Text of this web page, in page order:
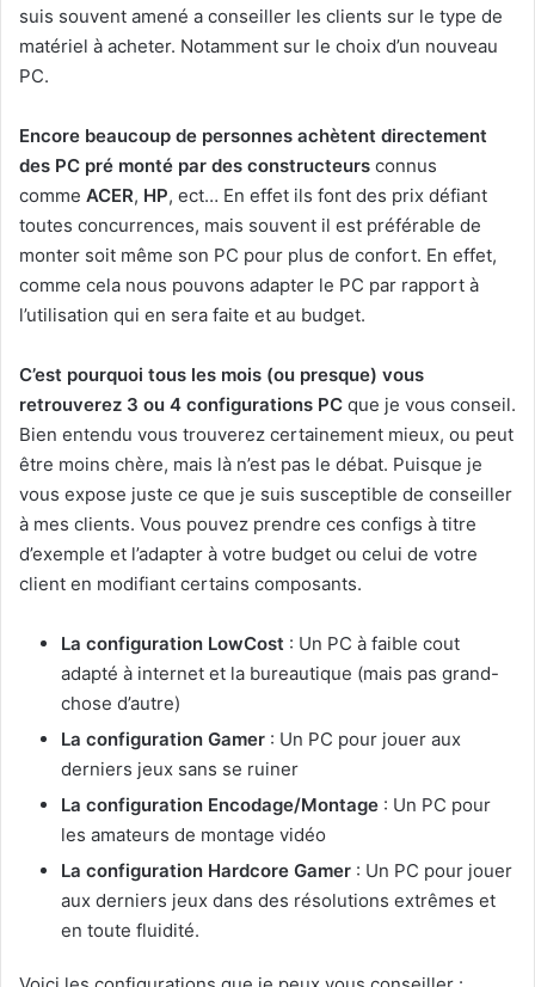
suis souvent amené a conseiller les clients sur le type de
matériel à acheter. Notamment sur le choix d’un nouveau
PC.
Encore beaucoup de personnes achètent directement
des PC pré monté par des constructeurs connus
comme ACER, HP, ect… En effet ils font des prix défiant
toutes concurrences, mais souvent il est préférable de
monter soit même son PC pour plus de confort. En effet,
comme cela nous pouvons adapter le PC par rapport à
l’utilisation qui en sera faite et au budget.
C’est pourquoi tous les mois (ou presque) vous
retrouverez 3 ou 4 configurations PC que je vous conseil.
Bien entendu vous trouverez certainement mieux, ou peut
être moins chère, mais là n’est pas le débat. Puisque je
vous expose juste ce que je suis susceptible de conseiller
à mes clients. Vous pouvez prendre ces configs à titre
d’exemple et l’adapter à votre budget ou celui de votre
client en modifiant certains composants.
La configuration LowCost : Un PC à faible cout
adapté à internet et la bureautique (mais pas grand-
chose d’autre)
La configuration Gamer : Un PC pour jouer aux
derniers jeux sans se ruiner
La configuration Encodage/Montage : Un PC pour
les amateurs de montage vidéo
La configuration Hardcore Gamer : Un PC pour jouer
aux derniers jeux dans des résolutions extrêmes et
en toute fluidité.